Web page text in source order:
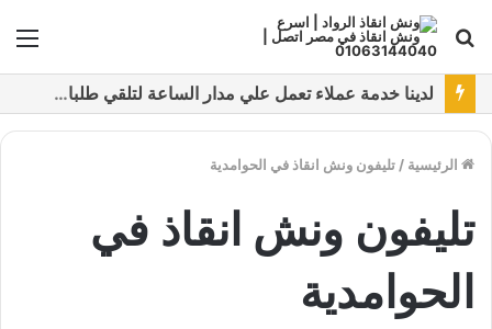
بحث
عن
نقدم خدمات متعددة لدفع خدمة ونش انقاذ سيارات باستخدام طرق دفع متعددة كما نتميز بتقديم أرخص سعر و أعلي جوده
الرئيسية / تليفون ونش انقاذ في الحوامدية
تليفون ونش انقاذ في
الحوامدية